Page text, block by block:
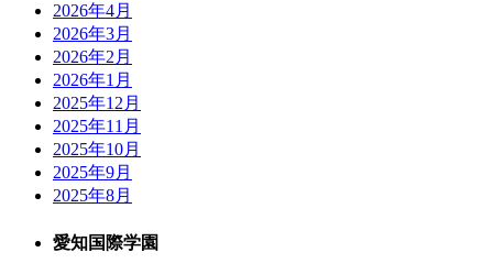
2026年4月
2026年3月
2026年2月
2026年1月
2025年12月
2025年11月
2025年10月
2025年9月
2025年8月
愛知国際学園